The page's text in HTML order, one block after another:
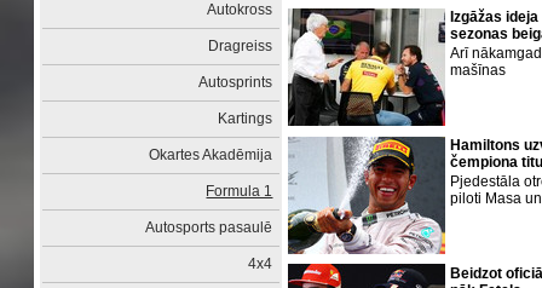
Autokross
Dragreiss
Autosprints
Kartings
Okartes Akadēmija
Formula 1
Autosports pasaulē
4x4
Izgāžas
sezonas
Arī
mašīnas
Hamiltons
čempiona
Pjedestāla
piloti Masa
Beidzot